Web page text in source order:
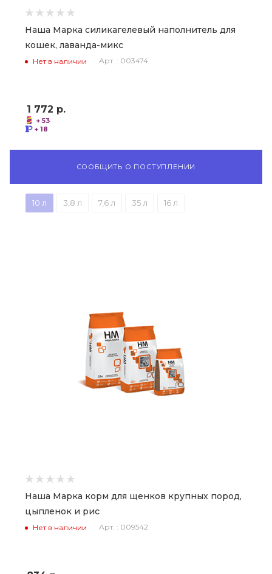
Наша Марка силикагелевый наполнитель для
кошек, лаванда-микс
Нет в наличии Арт. : 003474
1 772 р.
+ 53
+ 18
СООБЩИТЬ О ПОСТУПЛЕНИИ
10 л 3,8 л 7,6 л 35 л 16 л
Наша Марка корм для щенков крупных пород,
цыпленок и рис
Нет в наличии Арт. : 009542